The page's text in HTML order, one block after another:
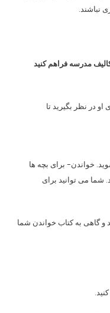
نباشند.
او در نظر بگیرید تا
خواندن- برای بچه ها
شما می توانید برای
و گاهی به كتاب خواندن شما